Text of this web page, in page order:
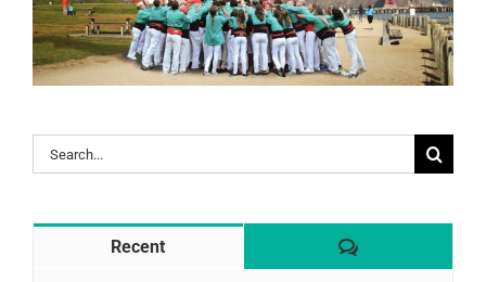
Search
for:
Recent Comentaris